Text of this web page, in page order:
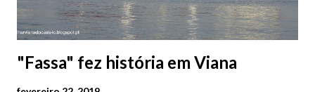
2005 | Apresenta-se sob a forma...
"Fassa" fez história em Viana